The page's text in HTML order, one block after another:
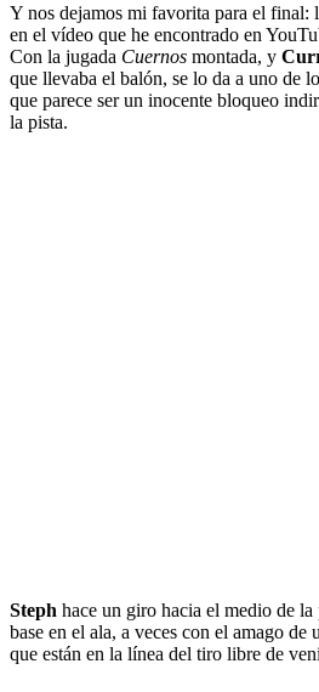
Y nos dejamos mi favorita para el final:
en el vídeo que he encontrado en
Con la jugada Cuernos montada, y
que llevaba el balón, se lo da a uno de
que parece ser un inocente bloqueo
la pista.
Steph hace un giro hacia el medio de
base en el ala, a veces con el amago de
que están en la línea del tiro libre de